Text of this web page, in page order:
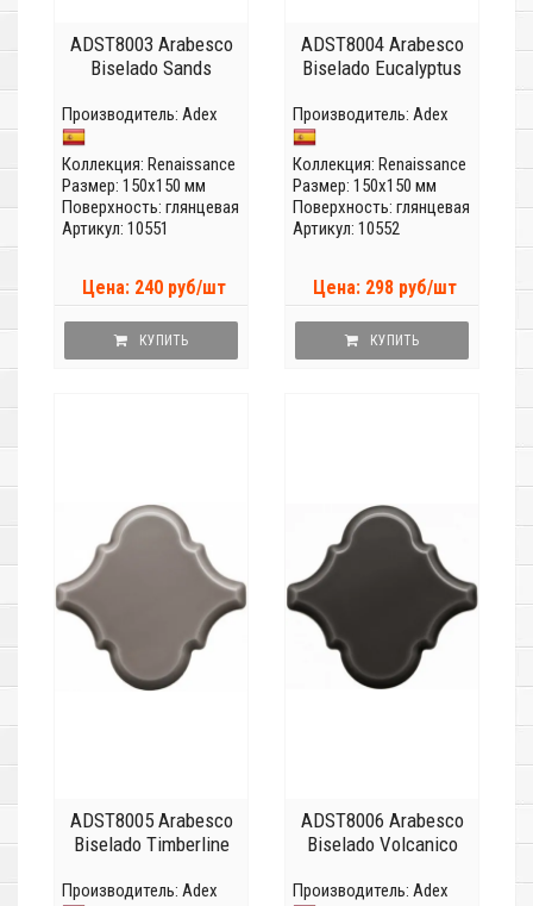
ADST8003 Arabesco
Biselado Sands
Производитель: Adex
Коллекция: Renaissance
Размер: 150x150 мм
Поверхность: глянцевая
Артикул: 10551
Цена: 240 руб/шт
КУПИТЬ
ADST8004 Arabesco
Biselado Eucalyptus
Производитель: Adex
Коллекция: Renaissance
Размер: 150x150 мм
Поверхность: глянцевая
Артикул: 10552
Цена: 298 руб/шт
КУПИТЬ
ADST8005 Arabesco
Biselado Timberline
Производитель: Adex
ADST8006 Arabesco
Biselado Volcanico
Производитель: Adex